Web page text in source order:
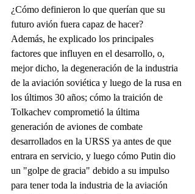
¿Cómo definieron lo que querían que su
futuro avión fuera capaz de hacer?
Además, he explicado los principales
factores que influyen en el desarrollo, o,
mejor dicho, la degeneración de la industria
de la aviación soviética y luego de la rusa en
los últimos 30 años; cómo la traición de
Tolkachev comprometió la última
generación de aviones de combate
desarrollados en la URSS ya antes de que
entrara en servicio, y luego cómo Putin dio
un "golpe de gracia" debido a su impulso
para tener toda la industria de la aviación